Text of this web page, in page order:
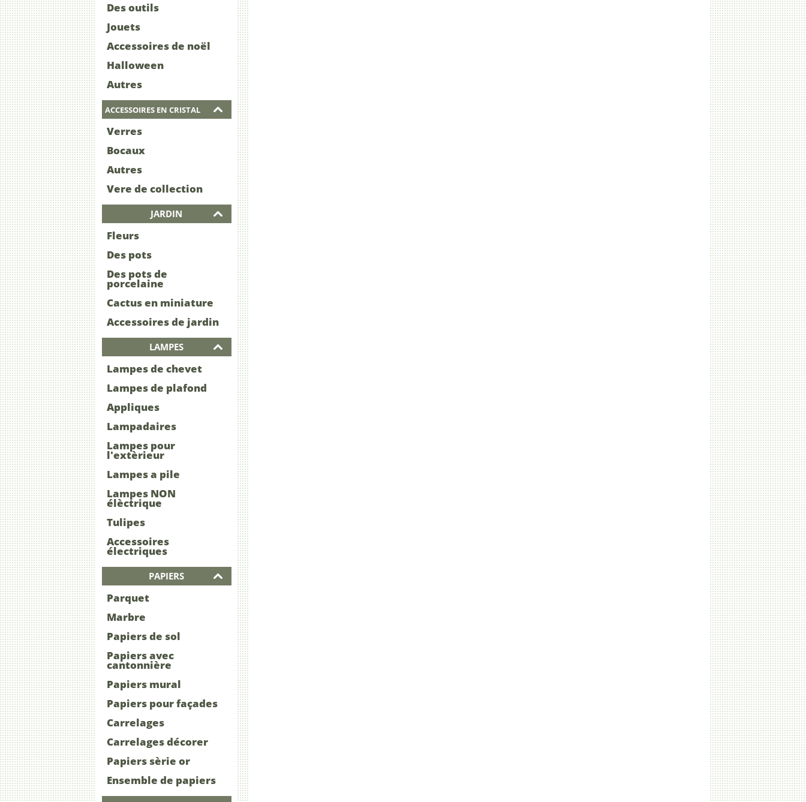
Des outils
Jouets
Accessoires de noël
Halloween
Autres
ACCESSOIRES EN CRISTAL
Verres
Bocaux
Autres
Vere de collection
JARDIN
Fleurs
Des pots
Des pots de
porcelaine
Cactus en miniature
Accessoires de jardin
LAMPES
Lampes de chevet
Lampes de plafond
Appliques
Lampadaires
Lampes pour
l'extèrieur
Lampes a pile
Lampes NON
élèctrique
Tulipes
Accessoires
électriques
PAPIERS
Parquet
Marbre
Papiers de sol
Papiers avec
cantonnière
Papiers mural
Papiers pour façades
Carrelages
Carrelages décorer
Papiers sèrie or
Ensemble de papiers